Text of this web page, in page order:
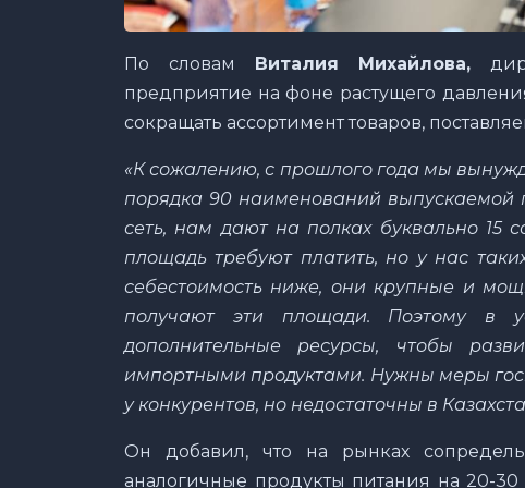
По словам Виталия Михайлова,
предприятие на фоне растущего
сокращать ассортимент товаров,
«К сожалению, с прошлого года мы
порядка 90 наименований выпускаемой
сеть, нам дают на полках буквально 15
площадь требуют платить, но у нас
себестоимость ниже, они крупные и
получают эти площади. Поэтому в
дополнительные ресурсы, чтобы
импортными продуктами. Нужны меры
у конкурентов, но недостаточны в
Он добавил, что на рынках
аналогичные продукты питания на 20-30